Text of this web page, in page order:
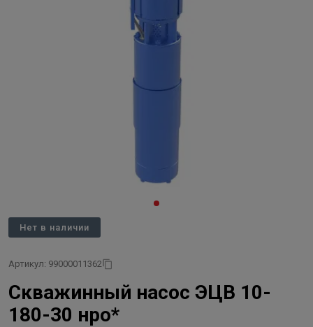
Нет в наличии
Артикул: 99000011362
Скважинный насос ЭЦВ 10-
180-30 нро*